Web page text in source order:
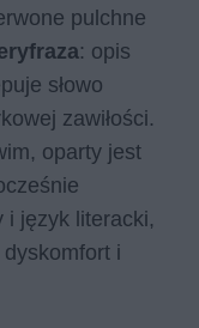
pulchne
: opis
słowo
zawiłości.
oparty jest
i język literacki,
i